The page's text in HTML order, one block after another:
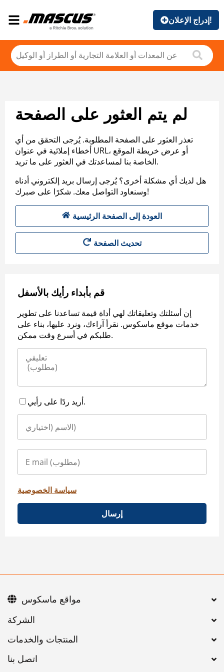
إدراج الإعلان!
لم يتم العثور على الصفحة
تعذر العثور على الصفحة المطلوبة. يُرجى التحقق من أي
أخطاء إملائية في عنوان URL، أو عرض خريطة الموقع
الخاصة بنا لمساعدتك في العثور على ما تريد.
هل لديك أي مشكلة أخرى؟ يُرجى إرسال بريد إلكتروني أدناه
وسنعاود التواصل معك. شكرًا على صبرك!
العودة إلى الصفحة الرئيسية
تحديث الصفحة
قم بأبداء رأيك بالأسفل
إن أسئلتك وتعليقاتك لهي أداة قيمة تساعدنا على تطوير
خدمات موقع ماسكوس. نقرأ آراءك، ونرد عليها، بناء على
طلبكم في أسرع وقت ممكن.
أريد ردًا على رأيي.
سياسة الخصوصية
إرسال
اتصل بنا
مواقع ماسكوس